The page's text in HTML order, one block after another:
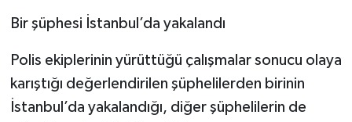
Bir şüphesi İstanbul’da yakalandı
Polis ekiplerinin yürüttüğü çalışmalar sonucu olaya
karıştığı değerlendirilen şüphelilerden birinin
İstanbul’da yakalandığı, diğer şüphelilerin de